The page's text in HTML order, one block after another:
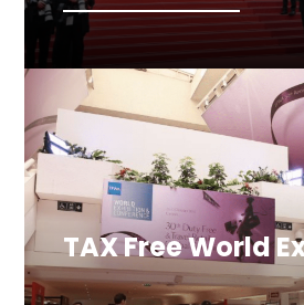
TAX Free World